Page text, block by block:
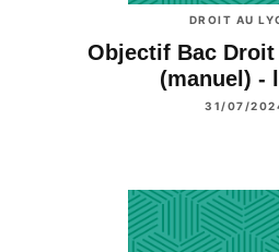
DROIT AU
Objectif Bac Droit
(manuel) -
31/07/